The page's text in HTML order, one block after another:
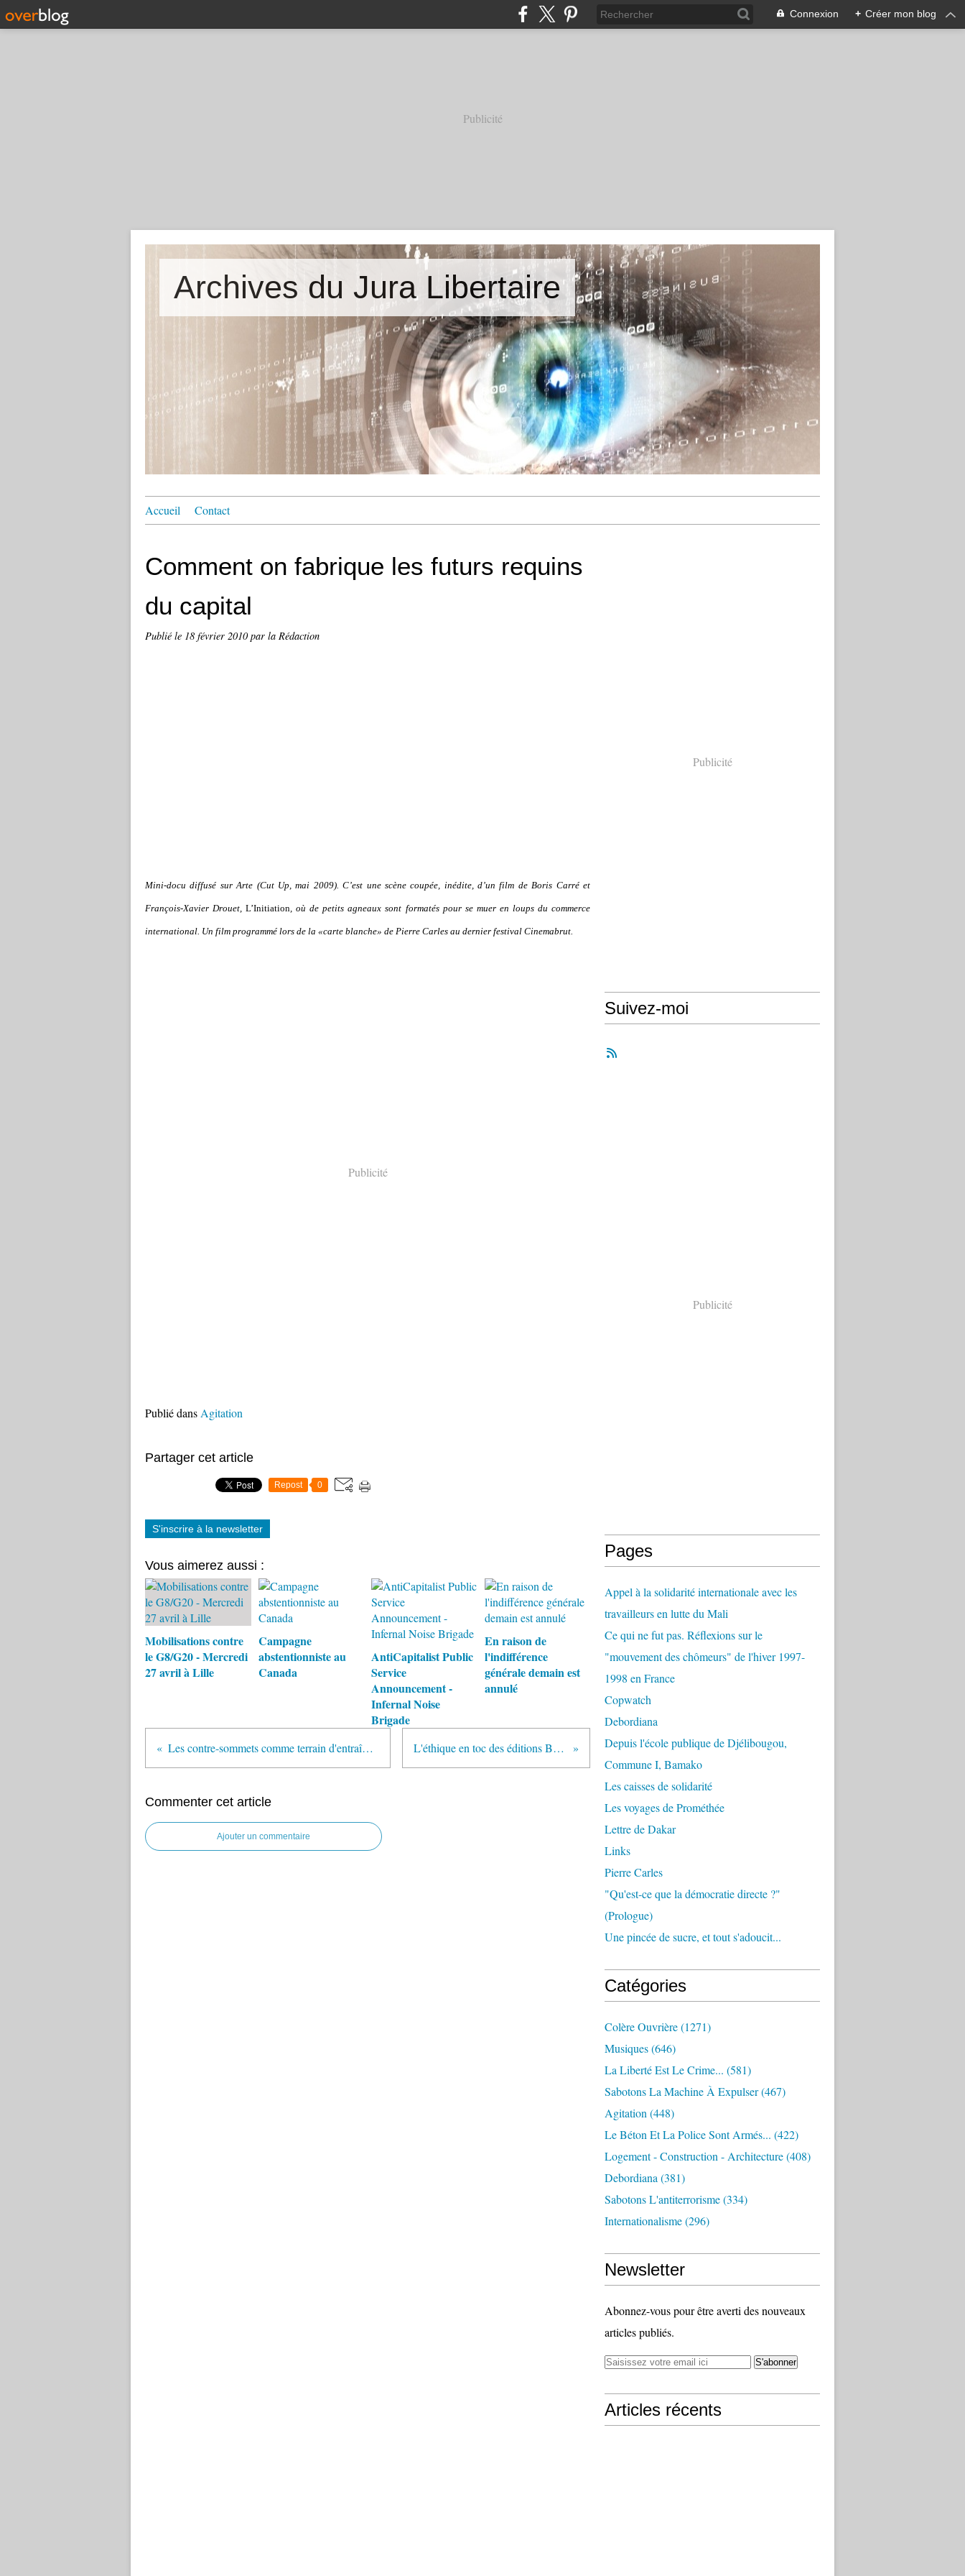
Connexion + Créer mon blog
Publicité
Archives du Jura Libertaire
Accueil Contact
Comment on fabrique les futurs requins
du capital
Publié le 18 février 2010par la Rédaction
Mini-docu diffusé sur Arte (Cut Up, mai 2009). C’est une scène coupée, inédite, d’un film de Boris Carré et
François-Xavier Drouet, L’Initiation, où de petits agneaux sont formatés pour se muer en loups du commerce
international. Un film programmé lors de la «carte blanche» de Pierre Carles au dernier festival Cinemabrut.
Publicité
Publié dans Agitation
Partager cet article
Repost 0
S'inscrire à la newsletter
Vous aimerez aussi :
Mobilisations contre
le G8/G20 - Mercredi
27 avril à Lille
Campagne
abstentionniste au
Canada
AntiCapitalist Public
Service
Announcement -
Infernal Noise
Brigade
En raison de
l'indifférence
générale demain est
annulé
Les contre-sommets comme terrain d'entraînement L'éthique en toc des éditions Baleine
Commenter cet article
Ajouter un commentaire
Publicité
Suivez-moi
Publicité
Pages
Appel à la solidarité internationale avec les
travailleurs en lutte du Mali
Ce qui ne fut pas. Réflexions sur le
"mouvement des chômeurs" de l'hiver 1997-
1998 en France
Copwatch
Debordiana
Depuis l'école publique de Djélibougou,
Commune I, Bamako
Les caisses de solidarité
Les voyages de Prométhée
Lettre de Dakar
Links
Pierre Carles
"Qu'est-ce que la démocratie directe ?"
(Prologue)
Une pincée de sucre, et tout s'adoucit...
Catégories
Colère Ouvrière(1271)
Musiques(646)
La Liberté Est Le Crime... (581)
Sabotons La Machine À Expulser(467)
Agitation (448)
Le Béton Et La Police Sont Armés... (422)
Logement - Construction - Architecture(408)
Debordiana (381)
Sabotons L'antiterrorisme(334)
Internationalisme(296)
Newsletter
Abonnez-vous pour être averti des nouveaux
articles publiés.
Articles récents